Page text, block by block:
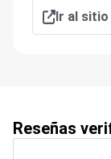
Ir al sitio
Reseñas